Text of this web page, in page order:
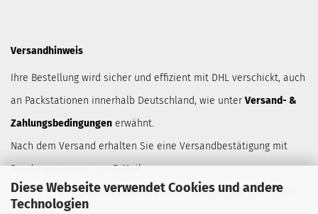
Diese Webseite verwendet Cookies und andere
Technologien
Versandhinweis
Ihre Bestellung wird sicher und effizient mit DHL verschickt, auch
an Packstationen innerhalb Deutschland, wie unter Versand- &
Zahlungsbedingungen erwähnt.
Nach dem Versand erhalten Sie eine Versandbestätigung mit
Sendungsnummer per E-Mail.
Jede Bestellung wird neutral und ohnne Hinweis auf den Inhalt